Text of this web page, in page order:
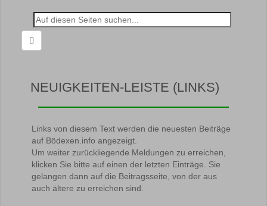
Suche
nach:
NEUIGKEITEN-LEISTE (LINKS)
Links von diesem Text werden die neuesten Beiträge
auf Bödexen.info angezeigt.
Um weiter zurückliegende Meldungen zu erreichen,
klicken Sie bitte auf einen der letzten Einträge. Sie
gelangen dann auf die Beitragsseite, von der aus
auch ältere zu erreichen sind.